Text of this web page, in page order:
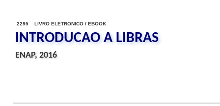
2295 LIVRO ELETRONICO / EBOOK
INTRODUCAO A LIBRAS
ENAP, 2016